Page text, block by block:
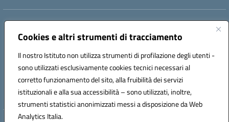
Cookies e altri strumenti di tracciamento
Il nostro Istituto non utilizza strumenti di profilazione degli utenti -
sono utilizzati esclusivamente cookies tecnici necessari al
corretto funzionamento del sito, alla fruibilità dei servizi
istituzionali e alla sua accessibilità – sono utilizzati, inoltre,
strumenti statistici anonimizzati messi a disposizione da Web
Analytics Italia.
Indirizzo:
Centralino:0885 417864 Email:fgpc180008@istruzione.it
Codice fiscale: 90043150714
Codice meccanografico:
FGPC180008
Codice Indice delle Pubbliche Amministrazioni (IPA): lzcc